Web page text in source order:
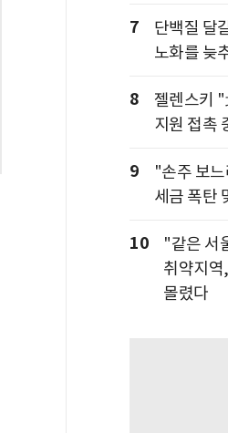
7
단백질 달
노화를 늦
8
젤렌스키
지원 접촉
9
"손주 보
세금 폭탄
10
"같은 서
취약지역
몰렸다